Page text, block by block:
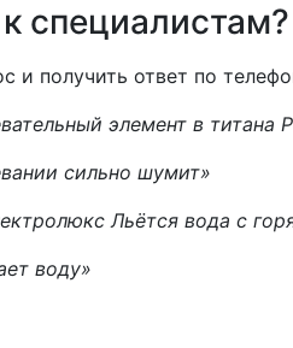
специалистам?
и получить ответ по
элемент в титана
сильно шумит»
Льётся вода с
воду»